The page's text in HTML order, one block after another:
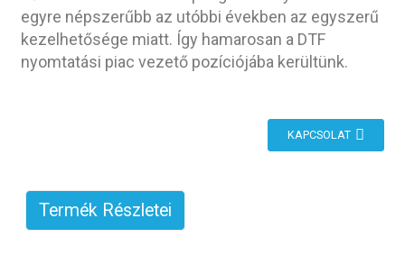
egyre népszerűbb az utóbbi években az egyszerű
kezelhetősége miatt. Így hamarosan a DTF
nyomtatási piac vezető pozíciójába kerültünk.
KAPCSOLAT
Termék Részletei